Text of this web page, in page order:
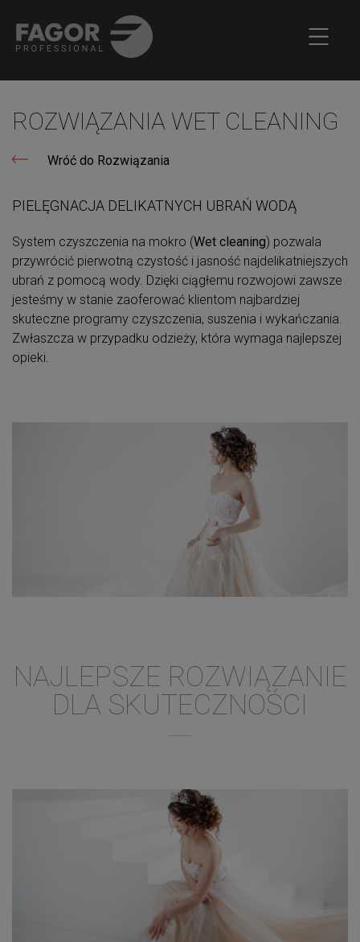
ROZWIĄZANIA WET CLEANING
Wróć do Rozwiązania
PIELĘGNACJA DELIKATNYCH UBRAŃ WODĄ
System czyszczenia na mokro (Wet cleaning) pozwala
przywrócić pierwotną czystość i jasność najdelikatniejszych
ubrań z pomocą wody. Dzięki ciągłemu rozwojowi zawsze
jesteśmy w stanie zaoferować klientom najbardziej
skuteczne programy czyszczenia, suszenia i wykańczania.
Zwłaszcza w przypadku odzieży, która wymaga najlepszej
opieki.
NAJLEPSZE ROZWIĄZANIE
DLA SKUTECZNOŚCI